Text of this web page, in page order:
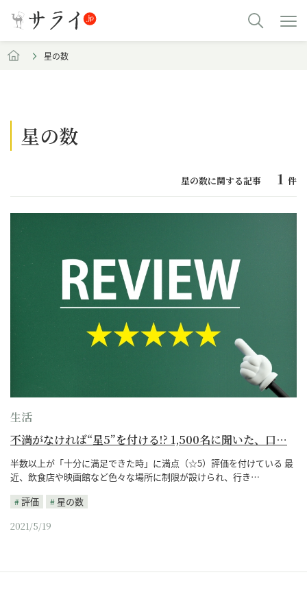
星の数
星の数
星の数に関する記事 1 件
生活
不満がなければ“星5”を付ける!? 1,500名に聞いた、口…
半数以上が「十分に満足できた時」に満点（☆5）評価を付けている 最
近、飲食店や映画館など色々な場所に制限が設けられ、行き…
評価
星の数
2021/5/19